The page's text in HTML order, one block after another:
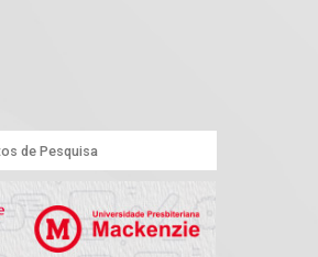
de Pesquisa